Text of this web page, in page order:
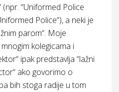
“Uniformed Police
Police“), a neki je
parom“. Moje
kolegicama i
ipak predstavlja “lažni
ako govorimo o
bih stoga radije u tom